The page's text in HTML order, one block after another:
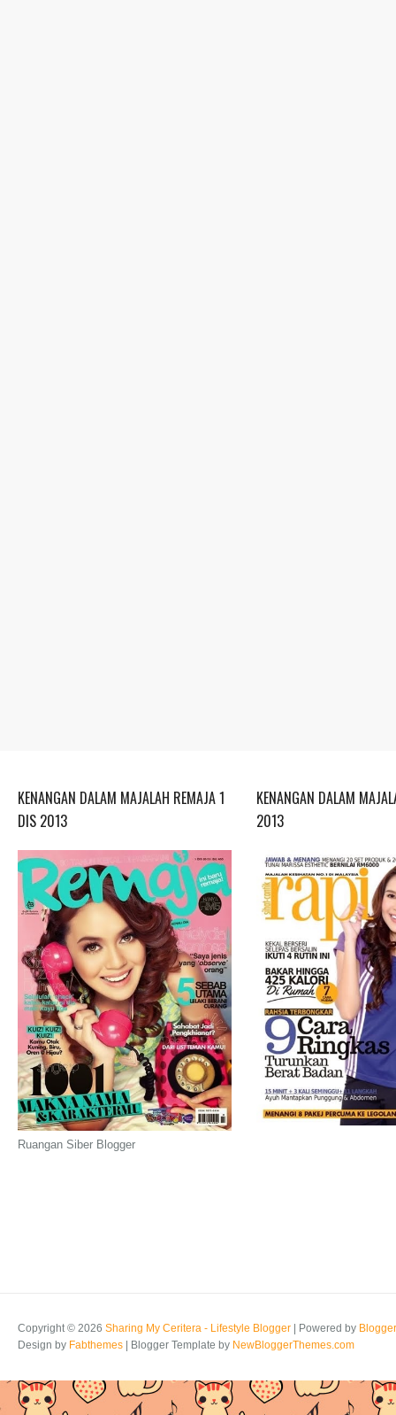
KENANGAN DALAM MAJALAH REMAJA 1
DIS 2013
Ruangan Siber Blogger
KENANGAN DALAM
2013
Copyright © 2026 Sharing My Ceritera - Lifestyle Blogger | Powered by Blogger
Design by Fabthemes | Blogger Template by NewBloggerThemes.com